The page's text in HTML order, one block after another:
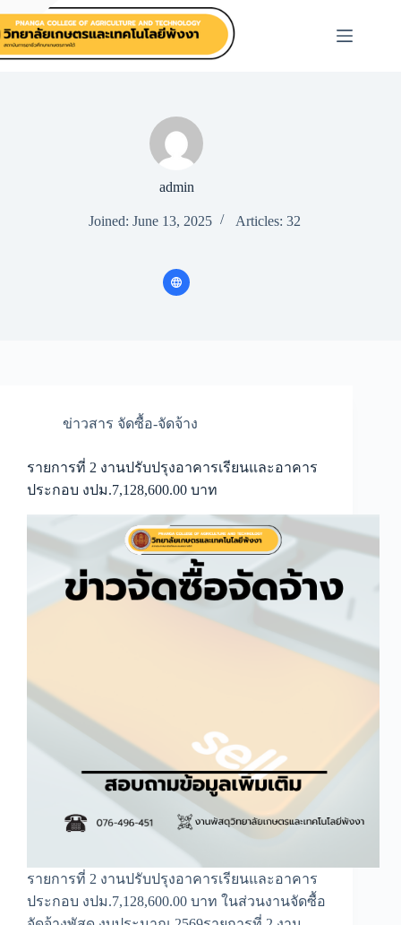
content
admin
Joined: June 13, 2025 Articles: 32
ข่าวสาร จัดซื้อ-จัดจ้าง
รายการที่ 2 งานปรับปรุงอาคารเรียนและอาคาร
ประกอบ งปม.7,128,600.00 บาท
รายการที่ 2 งานปรับปรุงอาคารเรียนและอาคาร
ประกอบ งปม.7,128,600.00 บาท ในส่วนงานจัดซื้อ